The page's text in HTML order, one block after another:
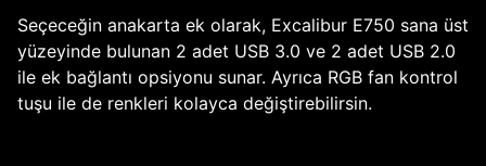
Seçeceğin anakarta ek olarak, Excalibur E750 sana üst
yüzeyinde bulunan 2 adet USB 3.0 ve 2 adet USB 2.0
ile ek bağlantı opsiyonu sunar. Ayrıca RGB fan kontrol
tuşu ile de renkleri kolayca değiştirebilirsin.